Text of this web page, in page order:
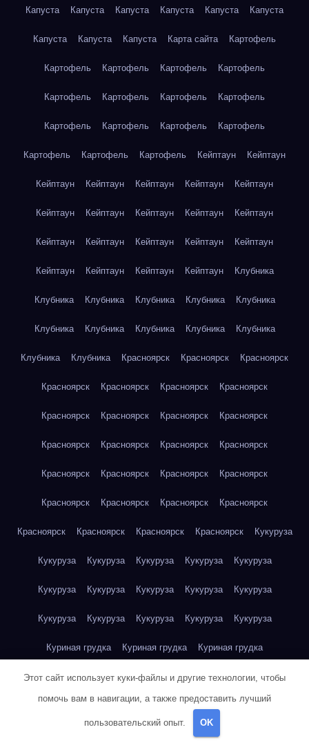
Капуста Капуста Капуста Капуста Капуста Капуста
Капуста Капуста Капуста Карта сайта Картофель
Картофель Картофель Картофель Картофель
Картофель Картофель Картофель Картофель
Картофель Картофель Картофель Картофель
Картофель Картофель Картофель Кейптаун Кейптаун
Кейптаун Кейптаун Кейптаун Кейптаун Кейптаун
Кейптаун Кейптаун Кейптаун Кейптаун Кейптаун
Кейптаун Кейптаун Кейптаун Кейптаун Кейптаун
Кейптаун Кейптаун Кейптаун Кейптаун Клубника
Клубника Клубника Клубника Клубника Клубника
Клубника Клубника Клубника Клубника Клубника
Клубника Клубника Красноярск Красноярск Красноярск
Красноярск Красноярск Красноярск Красноярск
Красноярск Красноярск Красноярск Красноярск
Красноярск Красноярск Красноярск Красноярск
Красноярск Красноярск Красноярск Красноярск
Красноярск Красноярск Красноярск Красноярск
Красноярск Красноярск Красноярск Красноярск Кукуруза
Кукуруза Кукуруза Кукуруза Кукуруза Кукуруза
Кукуруза Кукуруза Кукуруза Кукуруза Кукуруза
Кукуруза Кукуруза Кукуруза Кукуруза Кукуруза
Куриная грудка Куриная грудка Куриная грудка
Куриная грудка Куриная грудка Куриная грудка
Куриная грудка Куриная грудка
Куриное яйцо
Этот сайт использует куки-файлы и другие технологии, чтобы
помочь вам в навигации, а также предоставить лучший
пользовательский опыт. OK